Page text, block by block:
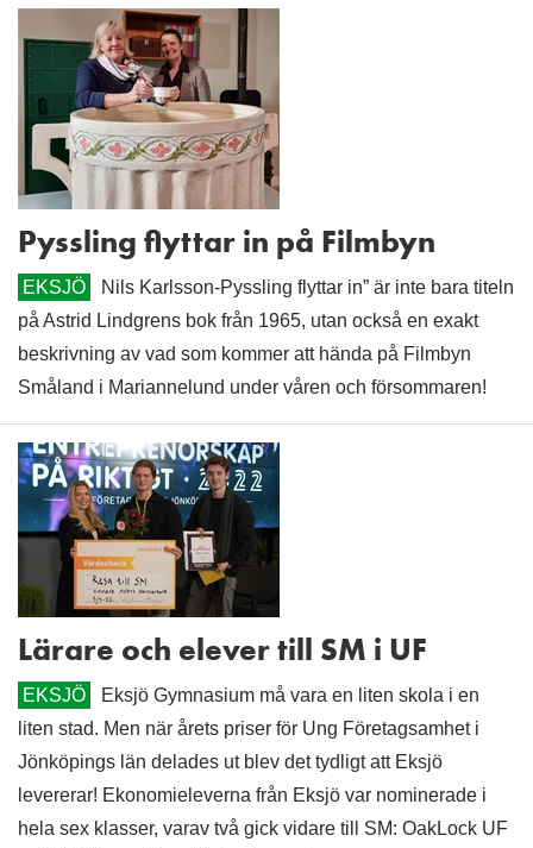
Pyssling flyttar in på Filmbyn
EKSJÖ
Nils Karlsson-Pyssling flyttar in” är inte bara titeln
på Astrid Lindgrens bok från 1965, utan också en exakt
beskrivning av vad som kommer att hända på Filmbyn
Småland i Mariannelund under våren och försommaren!
Lärare och elever till SM i UF
EKSJÖ
Eksjö Gymnasium må vara en liten skola i en
liten stad. Men när årets priser för Ung Företagsamhet i
Jönköpings län delades ut blev det tydligt att Eksjö
levererar! Ekonomieleverna från Eksjö var nominerade i
hela sex klasser, varav två gick vidare till SM: OakLock UF